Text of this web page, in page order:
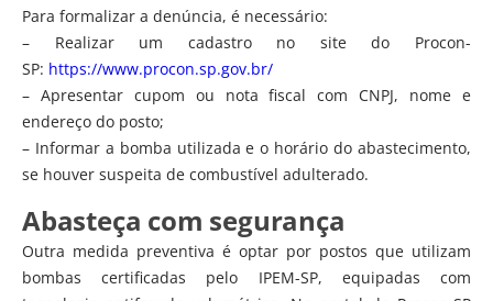
Para formalizar a denúncia, é necessário:
– Realizar um cadastro no site do Procon-
SP: https://www.procon.sp.gov.br/
– Apresentar cupom ou nota fiscal com CNPJ, nome e
endereço do posto;
– Informar a bomba utilizada e o horário do abastecimento,
se houver suspeita de combustível adulterado.
Abasteça com segurança
Outra medida preventiva é optar por postos que utilizam
bombas certificadas pelo IPEM-SP, equipadas com